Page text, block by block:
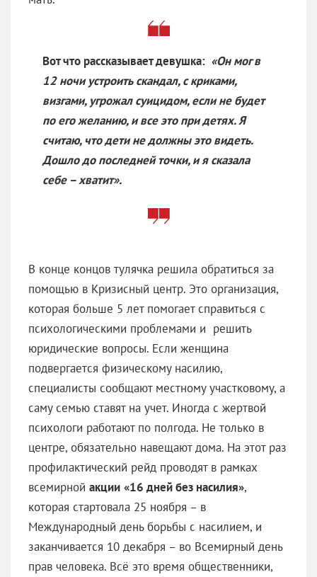
Вот что рассказывает девушка: «Он мог в
12 ночи устроить скандал, с криками,
визгами, угрожал суицидом, если не будет
по его желанию, и все это при детях. Я
считаю, что дети не должны это видеть.
Дошло до последней точки, и я сказала
себе – хватит».
В конце концов тулячка решила обратиться за
помощью в Кризисный центр. Это организация,
которая больше 5 лет помогает справиться с
психологическими проблемами и решить
юридические вопросы. Если женщина
подвергается физическому насилию,
специалисты сообщают местному участковому, а
саму семью ставят на учет. Иногда с жертвой
психологи работают по полгода. Не только в
центре, обязательно навещают дома. На этот раз
профилактический рейд проводят в рамках
всемирной акции «16 дней без насилия»,
которая стартовала 25 ноября – в
Международный день борьбы с насилием, и
заканчивается 10 декабря – во Всемирный день
прав человека. Всё это время общественники,